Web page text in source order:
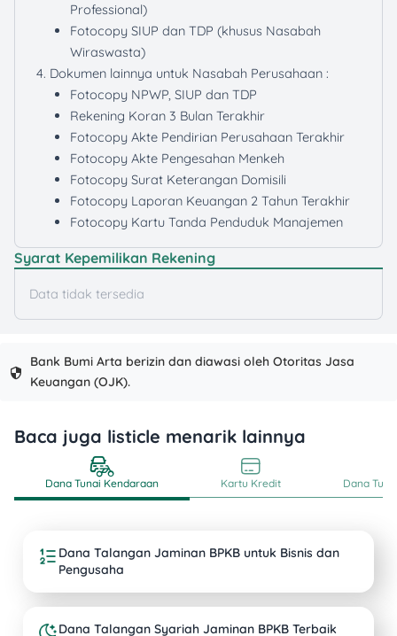
Professional)
Fotocopy SIUP dan TDP (khusus Nasabah
Wiraswasta)
Dokumen lainnya untuk Nasabah Perusahaan :
Fotocopy NPWP, SIUP dan TDP
Rekening Koran 3 Bulan Terakhir
Fotocopy Akte Pendirian Perusahaan Terakhir
Fotocopy Akte Pengesahan Menkeh
Fotocopy Surat Keterangan Domisili
Fotocopy Laporan Keuangan 2 Tahun Terakhir
Fotocopy Kartu Tanda Penduduk Manajemen
Syarat Kepemilikan Rekening
Data tidak tersedia
Bank Bumi Arta berizin dan diawasi oleh Otoritas Jasa
Keuangan (OJK).
Baca juga listicle menarik lainnya
Dana Tunai Kendaraan Kartu Kredit Dana
Dana Talangan Jaminan BPKB untuk Bisnis dan
Pengusaha
Dana Talangan Syariah Jaminan BPKB Terbaik